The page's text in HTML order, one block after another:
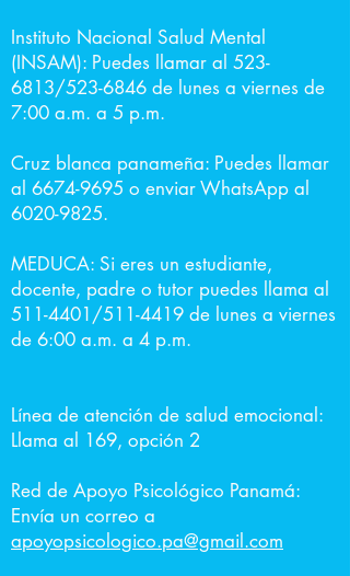
Instituto Nacional Salud Mental
(INSAM): Puedes llamar al 523-
6813/523-6846 de lunes a viernes de
7:00 a.m. a 5 p.m.
Cruz blanca panameña: Puedes llamar
al 6674-9695 o enviar WhatsApp al
6020-9825.
MEDUCA: Si eres un estudiante,
docente, padre o tutor puedes llama al
511-4401/511-4419 de lunes a viernes
de 6:00 a.m. a 4 p.m.
Línea de atención de salud emocional:
Llama al 169, opción 2
Red de Apoyo Psicológico Panamá:
Envía un correo a
apoyopsicologico.pa@gmail.com